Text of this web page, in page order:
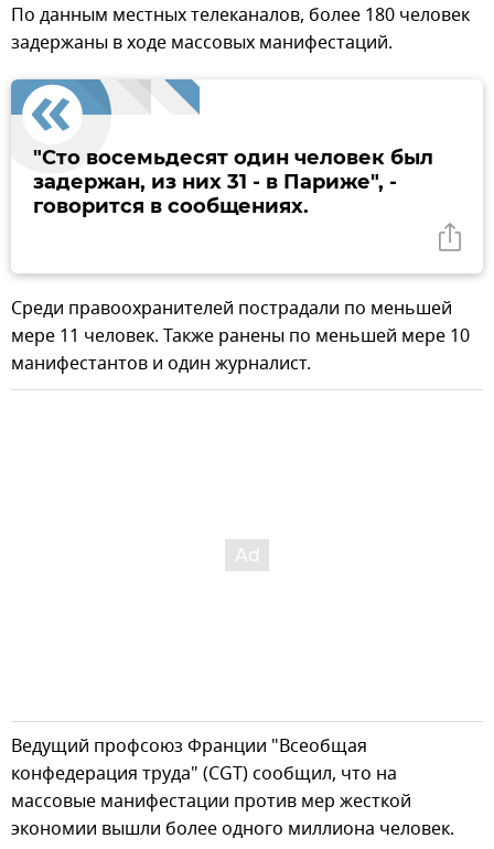
По данным местных телеканалов, более 180 человек
задержаны в ходе массовых манифестаций.
"Сто восемьдесят один человек был
задержан, из них 31 - в Париже", -
говорится в сообщениях.
Среди правоохранителей пострадали по меньшей
мере 11 человек. Также ранены по меньшей мере 10
манифестантов и один журналист.
Ведущий профсоюз Франции "Всеобщая
конфедерация труда" (CGT) сообщил, что на
массовые манифестации против мер жесткой
экономии вышли более одного миллиона человек.